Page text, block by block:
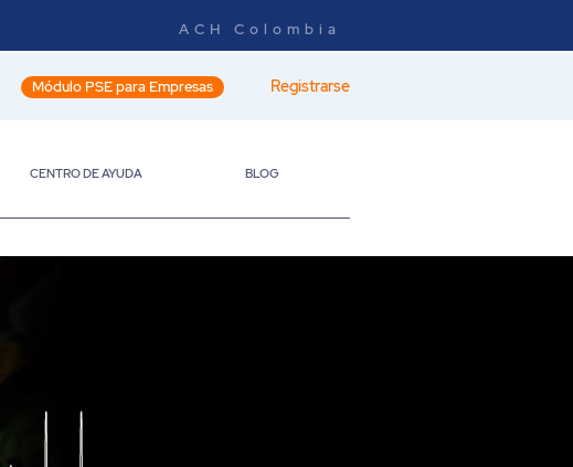
ACH Colombia
Módulo PSE para Empresas Registrarse
CENTRO DE AYUDA BLOG